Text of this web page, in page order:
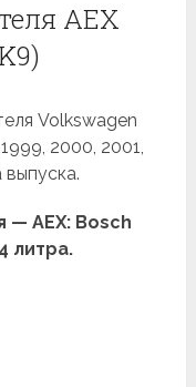
AEX
Volkswagen
2000, 2001,
— AEX: Bosch
литра.